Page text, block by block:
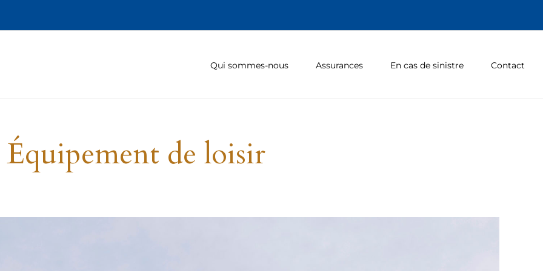
Qui sommes-nous Assurances En cas de sinistre Contact
Équipement de loisir